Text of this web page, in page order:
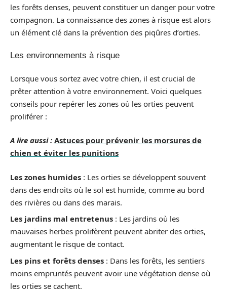
les forêts denses, peuvent constituer un danger pour votre
compagnon. La connaissance des zones à risque est alors
un élément clé dans la prévention des piqûres d’orties.
Les environnements à risque
Lorsque vous sortez avec votre chien, il est crucial de
prêter attention à votre environnement. Voici quelques
conseils pour repérer les zones où les orties peuvent
proliférer :
A lire aussi : Astuces pour prévenir les morsures de
chien et éviter les punitions
Les zones humides : Les orties se développent souvent
dans des endroits où le sol est humide, comme au bord
des rivières ou dans des marais.
Les jardins mal entretenus : Les jardins où les
mauvaises herbes prolifèrent peuvent abriter des orties,
augmentant le risque de contact.
Les pins et forêts denses : Dans les forêts, les sentiers
moins empruntés peuvent avoir une végétation dense où
les orties se cachent.